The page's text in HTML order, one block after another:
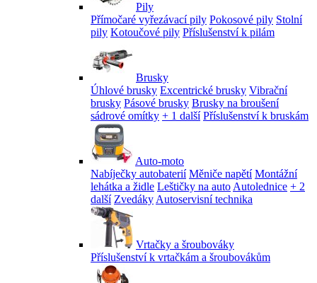
Pily
Přímočaré vyřezávací pily Pokosové pily Stolní
pily Kotoučové pily Příslušenství k pilám
Brusky
Úhlové brusky Excentrické brusky Vibrační
brusky Pásové brusky Brusky na broušení
sádrové omítky + 1 další Příslušenství k bruskám
Auto-moto
Nabíječky autobaterií Měniče napětí Montážní
lehátka a židle Leštičky na auto Autolednice + 2
další Zvedáky Autoservisní technika
Vrtačky a šroubováky
Příslušenství k vrtačkám a šroubovákům